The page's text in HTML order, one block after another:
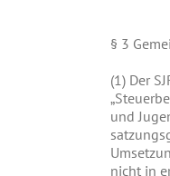
§ 3
(1) Der
und
nicht in